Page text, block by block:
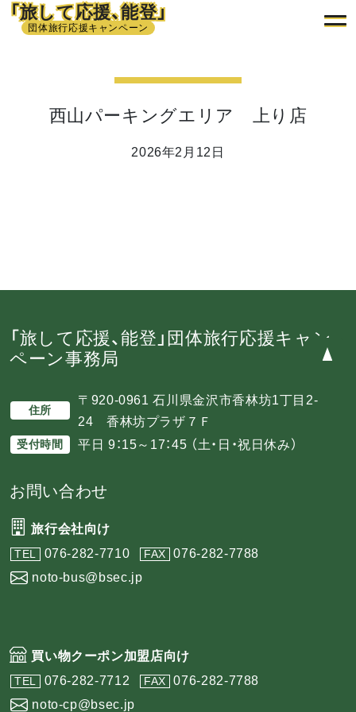
「旅して応援、能登」
団体旅行応援キャンペーン
西山パーキングエリア 上り店
2026年2月12日
「旅して応援、能登」団体旅行応援キャン
ペーン事務局
住所
〒920-0961 石川県金沢市香林坊1丁目2-
24 香林坊プラザ７Ｆ
受付時間 平日 9：15～17：45 （土・日・祝日休み）
お問い合わせ
旅行会社向け
TEL 076-282-7710 FAX
076-282-7788
noto-bus@bsec.jp
買い物クーポン加盟店向け
TEL 076-282-7712 FAX
076-282-7788
noto-cp@bsec.jp